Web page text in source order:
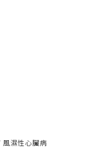
風濕性心臟病